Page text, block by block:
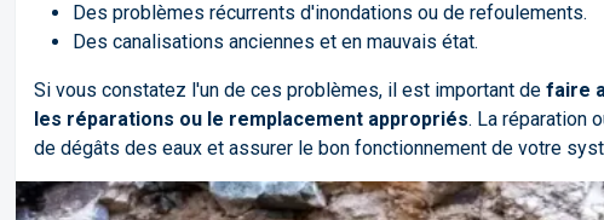
Des problèmes récurrents d'inondations ou de refoulements.
Des canalisations anciennes et en mauvais état.
Si vous constatez l'un de ces problèmes, il est important de faire
les réparations ou le remplacement appropriés. La réparation
de dégâts des eaux et assurer le bon fonctionnement de votre